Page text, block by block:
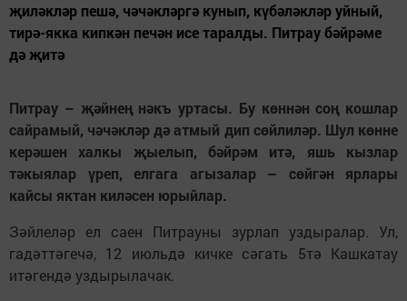
җиләкләр пешә, чәчәкләргә кунып, күбәләкләр уйный,
тирә-якка кипкән печән исе таралды. Питрау бәйрәме
дә җитә
Питрау – җәйнең нәкъ уртасы. Бу көннән соң кошлар
сайрамый, чәчәкләр дә атмый дип сөйлиләр. Шул көнне
керәшен халкы җыелып, бәйрәм итә, яшь кызлар
тәкыялар үреп, елгага агызалар – сөйгән ярлары
кайсы яктан киләсен юрыйлар.
Зәйлеләр ел саен Питрауны зурлап уздыралар. Ул,
гадәттәгечә, 12 июльдә кичке сәгать 5тә Кашкатау
итәгендә уздырылачак.